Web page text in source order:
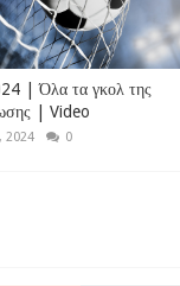
| Όλα τα γκολ της
| Video
2024 0